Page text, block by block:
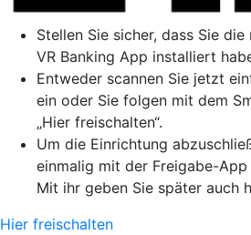
Stellen Sie sicher, dass Sie
VR Banking App installiert
Entweder scannen Sie jetzt
ein oder Sie folgen mit dem
„Hier freischalten“.
Um die Einrichtung
einmalig mit der Freigabe-App
Mit ihr geben Sie später auch
Hier freischalten